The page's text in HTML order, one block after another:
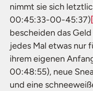
nimmt sie sich
00:45:33-00-45:37)
bescheiden das
jedes Mal etwas nur
ihrem eigenen
00:48:55), neue
und eine